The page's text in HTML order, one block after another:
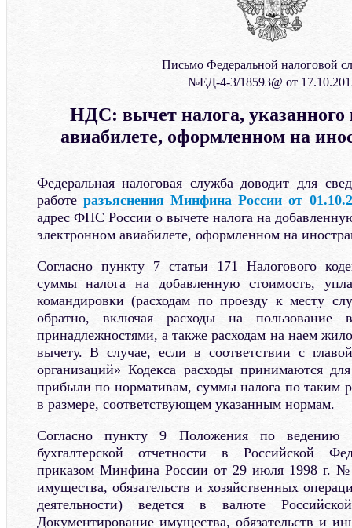
Письмо Федеральной налоговой
№ЕД-4-3/18593@ от
НДС: вычет налога, указанного
авиабилете, оформленном на
Федеральная налоговая служба доводит для
работе разъяснения Минфина России от
адрес ФНС России о вычете налога на
электронном авиабилете, оформленном на
Согласно пункту 7 статьи 171 Налогового
суммы налога на добавленную стоимость,
командировки (расходам по проезду к месту
обратно, включая расходы на пользование
принадлежностями, а также расходам на наем
вычету. В случае, если в соответствии с
организаций» Кодекса расходы принимаются
прибыли по нормативам, суммы налога по таким
в размере, соответствующем указанным нормам.
Согласно пункту 9 Положения по ведению
бухгалтерской отчетности в Российской
приказом Минфина России от 29 июля 1998 г. №
имущества, обязательств и хозяйственных
деятельности) ведется в валюте
Документирование имущества, обязательств и